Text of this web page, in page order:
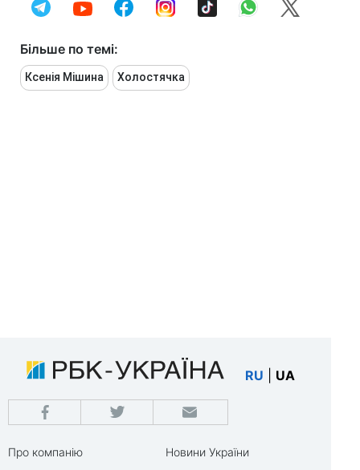
Більше по темі:
Ксенія Мішина Холостячка
RU UA
Про компанію
Новини України